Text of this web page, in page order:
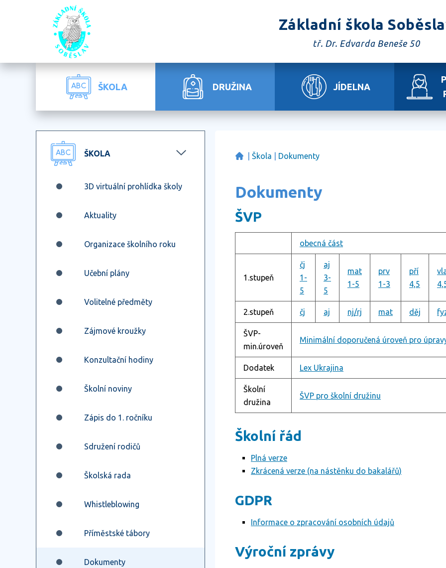
Základní škola
tř. Dr. Edvarda Beneše 50
ŠKOLA DRUŽINA JÍDELNA
Škola Dokumenty
Dokumenty
ŠVP
obecná část
1.stupeň
čj
1-
5
aj
3-
5
mat
1-5
prv
1-3
pří
4,5
2.stupeň čj aj nj/rj mat děj
ŠVP-
min.úroveň
Minimální doporučená úroveň pro
Dodatek Lex Ukrajina
Školní
družina
ŠVP pro školní družinu
Školní řád
Plná verze
Zkrácená verze (na nástěnku do bakalářů)
GDPR
Informace o zpracování osobních údajů
Výroční zprávy
ŠKOLA
3D virtuální prohlídka školy
Aktuality
Organizace školního roku
Učební plány
Volitelné předměty
Zájmové kroužky
Konzultační hodiny
Školní noviny
Zápis do 1. ročníku
Sdružení rodičů
Školská rada
Whistleblowing
Příměstské tábory
Dokumenty